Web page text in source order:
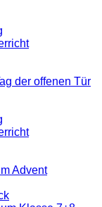
der offenen Tür
Advent